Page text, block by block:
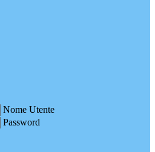
Nome Utente
Password